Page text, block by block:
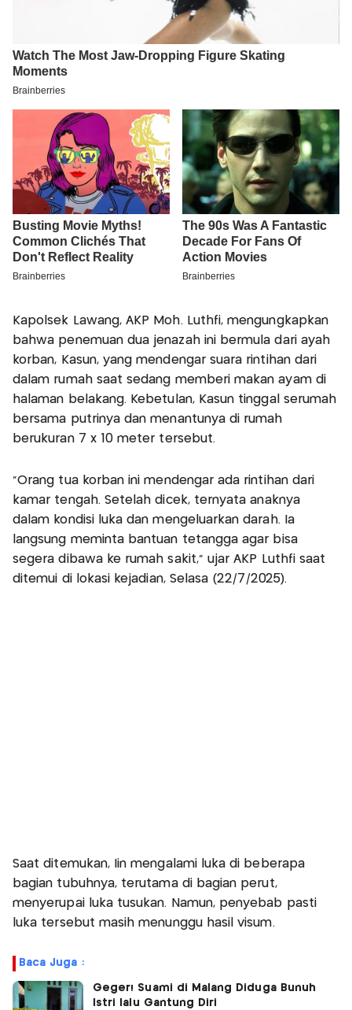
Kapolsek Lawang, AKP Moh. Luthfi, mengungkapkan
bahwa penemuan dua jenazah ini bermula dari ayah
korban, Kasun, yang mendengar suara rintihan dari
dalam rumah saat sedang memberi makan ayam di
halaman belakang. Kebetulan, Kasun tinggal serumah
bersama putrinya dan menantunya di rumah
berukuran 7 x 10 meter tersebut.
"Orang tua korban ini mendengar ada rintihan dari
kamar tengah. Setelah dicek, ternyata anaknya
dalam kondisi luka dan mengeluarkan darah. Ia
langsung meminta bantuan tetangga agar bisa
segera dibawa ke rumah sakit," ujar AKP Luthfi saat
ditemui di lokasi kejadian, Selasa (22/7/2025).
Saat ditemukan, Iin mengalami luka di beberapa
bagian tubuhnya, terutama di bagian perut,
menyerupai luka tusukan. Namun, penyebab pasti
luka tersebut masih menunggu hasil visum.
Baca Juga :
Geger! Suami di Malang Diduga Bunuh
Istri lalu Gantung Diri